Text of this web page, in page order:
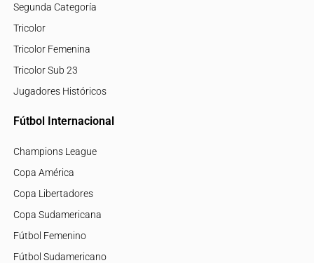
Segunda Categoría
Tricolor
Tricolor Femenina
Tricolor Sub 23
Jugadores Históricos
Fútbol Internacional
Champions League
Copa América
Copa Libertadores
Copa Sudamericana
Fútbol Femenino
Fútbol Sudamericano